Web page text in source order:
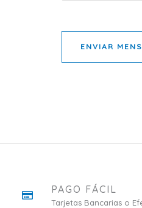
ENVIAR
PAGO FÁCIL
Tarjetas Bancarias o